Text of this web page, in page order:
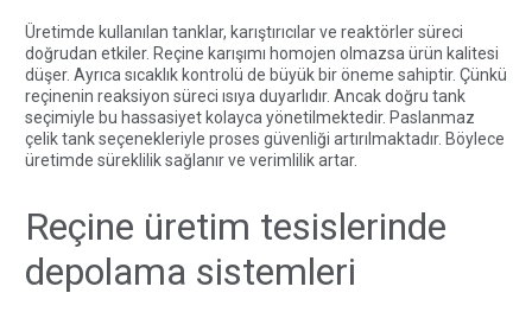
Üretimde kullanılan tanklar, karıştırıcılar ve reaktörler süreci
doğrudan etkiler. Reçine karışımı homojen olmazsa ürün kalitesi
düşer. Ayrıca sıcaklık kontrolü de büyük bir öneme sahiptir. Çünkü
reçinenin reaksiyon süreci ısıya duyarlıdır. Ancak doğru tank
seçimiyle bu hassasiyet kolayca yönetilmektedir. Paslanmaz
çelik tankseçenekleriyle proses güvenliği artırılmaktadır. Böylece
üretimde süreklilik sağlanır ve verimlilik artar.
Reçine üretim tesislerinde
depolama sistemleri